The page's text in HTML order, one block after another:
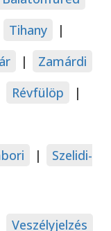
Tihany
|
|
Zamárdi
Révfülöp
|
|
Szelidi-
Veszélyjelzés